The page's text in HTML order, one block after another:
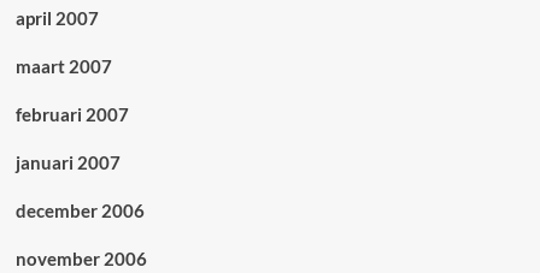
april 2007
maart 2007
februari 2007
januari 2007
december 2006
november 2006